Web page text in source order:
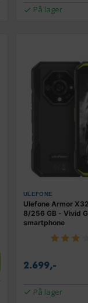
På lager
ULEFONE
Ulefone Armor
8/256 GB - Vivid
smartphone
2.699,-
På lager